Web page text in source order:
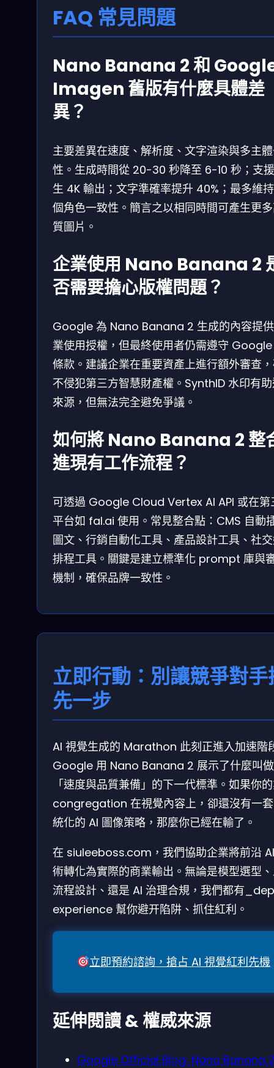
FAQ 常見問題
Nano Banana 2 和
Imagen 舊版有什麼具體差
異？
主要差異在速度、解析度、文字渲染與多主
性。生成時間從 20-30 秒降至 6-10 秒；支
生 4K 輸出；文字準確率提升 40%；最多維
個角色一致性。簡言之以相同時間可產生更
質圖片。
企業使用 Nano Banana 2
否需要擔心版權問題？
Google 為 Nano Banana 2 生成的內容提
業使用授權，但最終使用者仍需遵守
條款。建議企業在重要資產上進行額外審查
不侵犯第三方智慧財產權。SynthID 水印有
來源，但無法完全避免爭議。
如何將 Nano Banana 2 整
進現有工作流程？
可透過 Google Cloud Vertex AI API 或在第
平台如 fal.ai 使用。常見整合點：CMS 自動
圖文、行銷自動化工具、產品設計工具、社
排程工具。關鍵是建立標準化 prompt 庫與
機制，確保品牌一致性。
立即行動：別讓競爭對手
先一步
AI 視覺生成的 Marathon 此刻正進入加速階
Google 用 Nano Banana 2 展示了什麼叫做
「速度與品質兼備」的下一代標準。如果你
congregation 在視覺內容上，卻還沒有一
統化的 AI 圖像策略，那麼你已經在輸了。
在 siuleeboss.com，我們協助企業將前沿
術轉化為實際的商業輸出。無論是模型選型
流程設計、還是 AI 治理合規，我們都有
experience 幫你避开陷阱、抓住紅利。
立即預約諮詢，搶占 AI 視覺紅利先機
延伸閱讀 & 權威來源
Google Official Blog: Nano Banana